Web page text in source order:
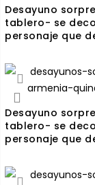
Desayuno
tablero- se
personaje que
Desayuno
tablero- se
personaje que